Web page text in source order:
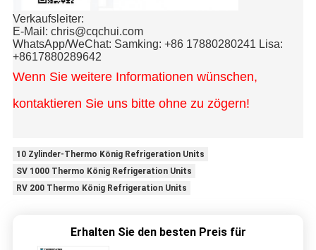
Verkaufsleiter:
E-Mail: chris@cqchui.com
WhatsApp/WeChat: Samking: +86 17880280241 Lisa:
+8617880289642
Wenn Sie weitere Informationen wünschen,
kontaktieren Sie uns bitte ohne zu zögern!
10 Zylinder-Thermo König Refrigeration Units
SV 1000 Thermo König Refrigeration Units
RV 200 Thermo König Refrigeration Units
Erhalten Sie den besten Preis für